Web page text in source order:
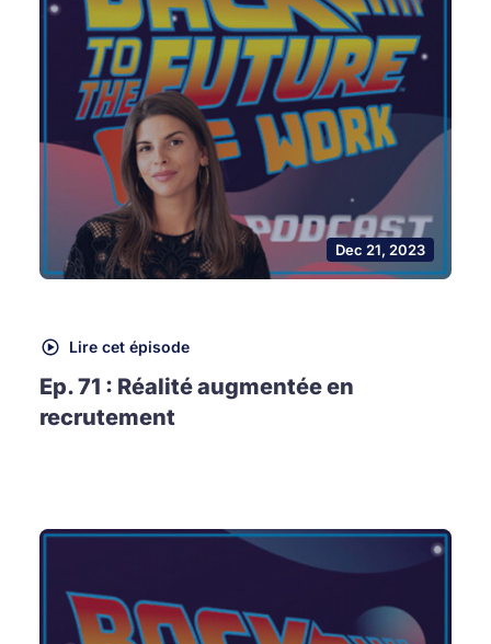
Dec 21, 2023
Lire cet épisode
Ep. 71 : Réalité augmentée en
recrutement